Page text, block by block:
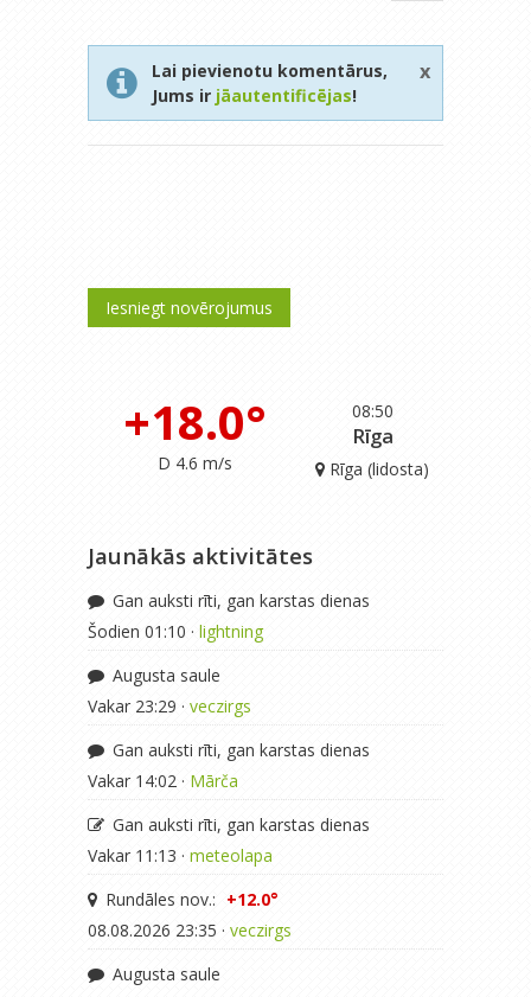
Lai pievienotu komentārus,
Jums ir jāautentificējas!
x
Iesniegt novērojumus
08:50
+18.0°
D 4.6 m/s
Rīga
Rīga (lidosta)
Jaunākās aktivitātes
Gan auksti rīti, gan karstas dienas
Šodien 01:10 · lightning
Augusta saule
Vakar 23:29 · veczirgs
Gan auksti rīti, gan karstas dienas
Vakar 14:02 · Mārča
Gan auksti rīti, gan karstas dienas
Vakar 11:13 · meteolapa
Rundāles nov.: +12.0°
08.08.2026 23:35 · veczirgs
Augusta saule